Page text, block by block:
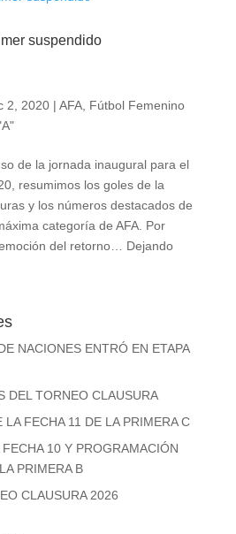
suspendido
2, 2020| AFA, Fútbol Femenino
de la jornada inaugural para el
resumimos los goles de la
y los números destacados de
categoría de AFA. Por
del retorno… Dejando
NACIONES ENTRÓ EN ETAPA
DEL TORNEO CLAUSURA
FECHA 11 DE LA PRIMERA C
10 Y PROGRAMACIÓN
PRIMERA B
CLAUSURA 2026